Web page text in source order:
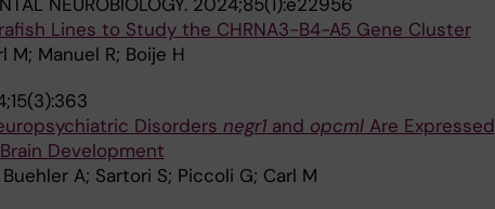
Lines to Study the CHRNA3-B4-A5 Gene Cluster
M; Manuel R; Boije H
Disorders negr1and opcmlAre Expressed
Development
A; Sartori S; Piccoli G; Carl M